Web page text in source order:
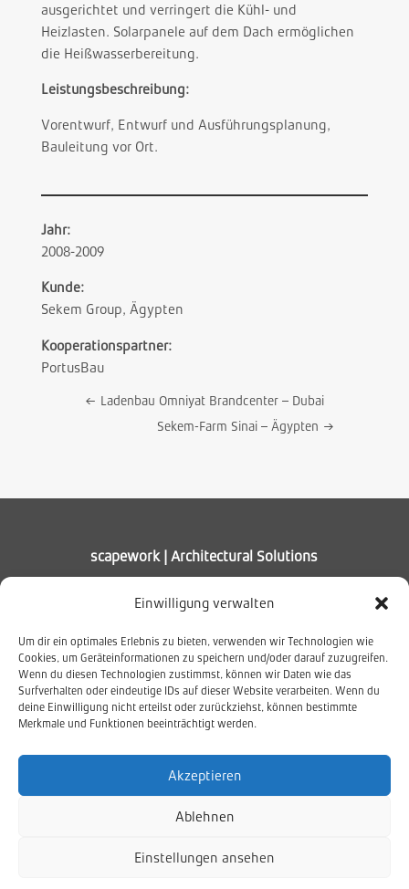
Einwilligung verwalten
Um dir ein optimales Erlebnis zu bieten, verwenden wir Technologien wie
Cookies, um Geräteinformationen zu speichern und/oder darauf zuzugreifen.
Wenn du diesen Technologien zustimmst, können wir Daten wie das
Surfverhalten oder eindeutige IDs auf dieser Website verarbeiten. Wenn du
deine Einwilligung nicht erteilst oder zurückziehst, können bestimmte
Merkmale und Funktionen beeinträchtigt werden.
Akzeptieren
Ablehnen
Einstellungen ansehen
ausgerichtet und verringert die Kühl- und
Heizlasten. Solarpanele auf dem Dach ermöglichen
die Heißwasserbereitung.
Leistungsbeschreibung:
Vorentwurf, Entwurf und Ausführungsplanung,
Bauleitung vor Ort.
Jahr:
2008-2009
Kunde:
Sekem Group, Ägypten
Kooperationspartner:
PortusBau
← Ladenbau Omniyat Brandcenter – Dubai
Sekem-Farm Sinai – Ägypten →
scapework | Architectural Solutions
Muldenhammer – Deutschland
info@scapework.de
Netzwerk
Impressum
Datenschutz
2026 © Scapework |Webdesign: Rookman